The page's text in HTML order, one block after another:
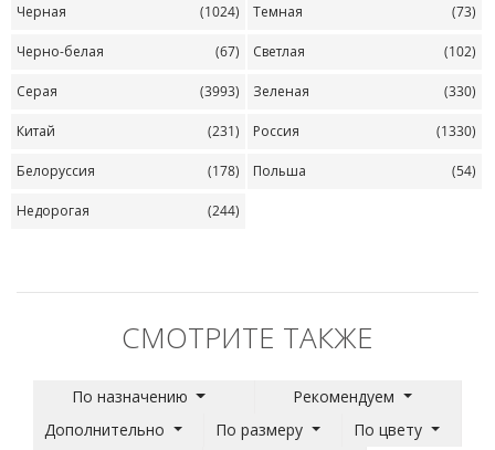
Черная (1024) Темная (73)
Черно-белая (67) Светлая (102)
Серая (3993) Зеленая (330)
Китай (231) Россия (1330)
Белоруссия (178) Польша (54)
Недорогая (244)
СМОТРИТЕ ТАКЖЕ
По назначению
Рекомендуем
Дополнительно
По размеру
По цвету